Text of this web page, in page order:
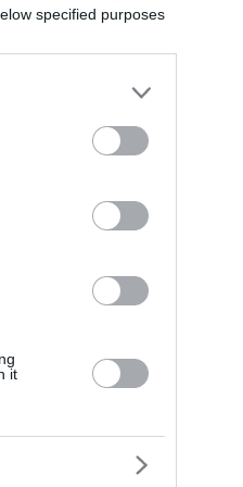
specified purposes
it
προς
-